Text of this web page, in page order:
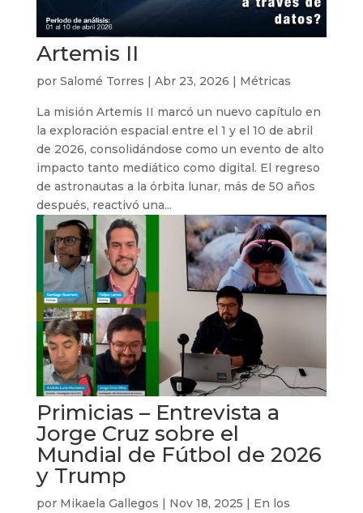
Artemis II
por Salomé Torres | Abr 23, 2026 | Métricas
La misión Artemis II marcó un nuevo capítulo en
la exploración espacial entre el 1 y el 10 de abril
de 2026, consolidándose como un evento de alto
impacto tanto mediático como digital. El regreso
de astronautas a la órbita lunar, más de 50 años
después, reactivó una...
Primicias – Entrevista a
Jorge Cruz sobre el
Mundial de Fútbol de 2026
y Trump
por Mikaela Gallegos | Nov 18, 2025 | En los